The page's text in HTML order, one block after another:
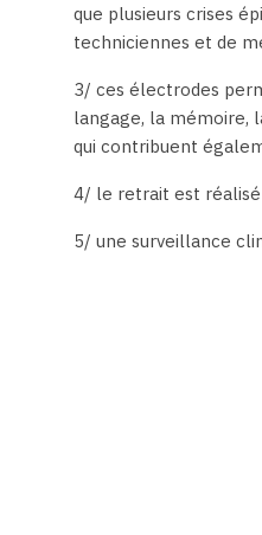
que plusieurs crises
techniciennes et de
3/ ces électrodes
langage, la mémoire,
qui contribuent
4/ le retrait est réalisé
5/ une surveillance